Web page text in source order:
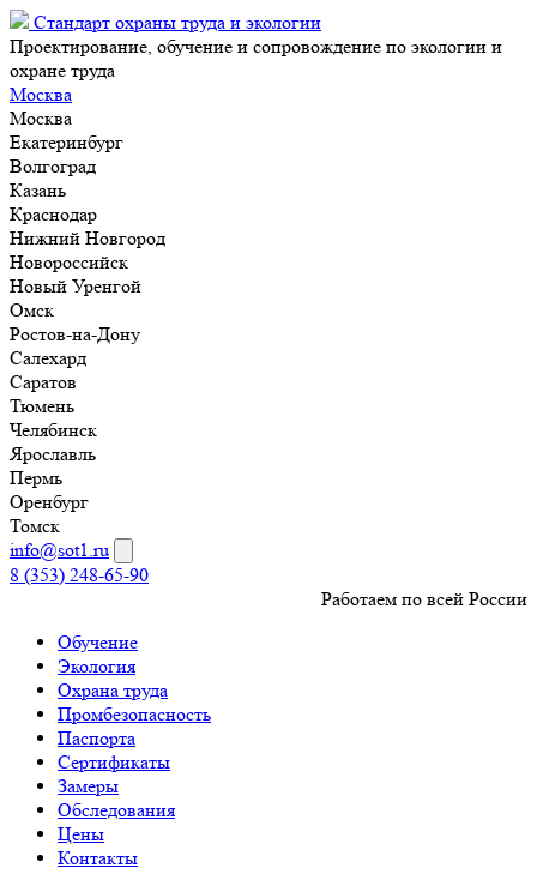
Стандарт охраны труда и экологии
Проектирование, обучение и сопровождение по экологии и
охране труда
Москва
Москва
Екатеринбург
Волгоград
Казань
Краснодар
Нижний Новгород
Новороссийск
Новый Уренгой
Омск
Ростов-на-Дону
Салехард
Саратов
Тюмень
Челябинск
Ярославль
Пермь
Оренбург
Томск
info@sot1.ru
8 (353) 248-65-90
Работаем по всей России
Обучение
Экология
Охрана труда
Промбезопасность
Паспорта
Сертификаты
Замеры
Обследования
Цены
Контакты